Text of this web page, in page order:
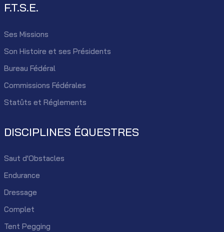
F.T.S.E.
Ses Missions
Son Histoire et ses Présidents
Bureau Fédéral
Commissions Fédérales
Statûts et Réglements
DISCIPLINES ÉQUESTRES
Saut d'Obstacles
Endurance
Dressage
Complet
Tent Pegging